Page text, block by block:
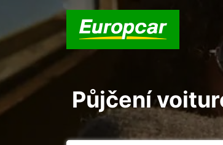
Půjčení